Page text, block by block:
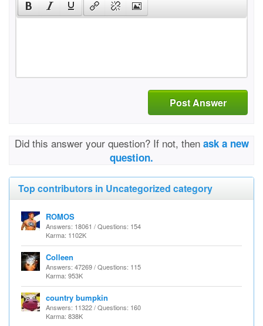
Post Answer
Did this answer your question? If not, then ask a new
question.
Top contributors in Uncategorized category
ROMOS
Answers: 18061 / Questions: 154
Karma: 1102K
Colleen
Answers: 47269 / Questions: 115
Karma: 953K
country bumpkin
Answers: 11322 / Questions: 160
Karma: 838K